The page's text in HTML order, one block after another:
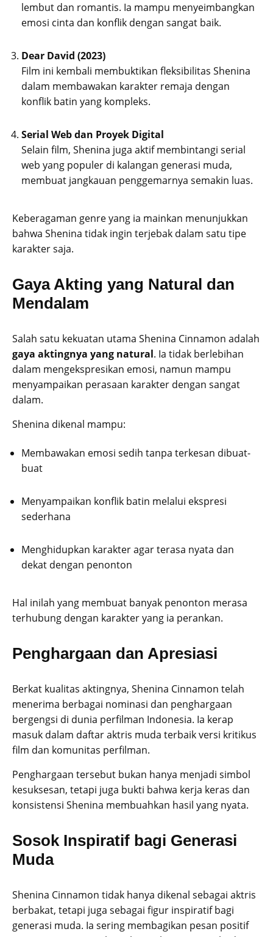
lembut dan romantis. Ia mampu menyeimbangkan
emosi cinta dan konflik dengan sangat baik.
Dear David (2023)
Film ini kembali membuktikan fleksibilitas Shenina
dalam membawakan karakter remaja dengan
konflik batin yang kompleks.
Serial Web dan Proyek Digital
Selain film, Shenina juga aktif membintangi serial
web yang populer di kalangan generasi muda,
membuat jangkauan penggemarnya semakin luas.
Keberagaman genre yang ia mainkan menunjukkan
bahwa Shenina tidak ingin terjebak dalam satu tipe
karakter saja.
Gaya Akting yang Natural dan
Mendalam
Salah satu kekuatan utama Shenina Cinnamon adalah
gaya aktingnya yang natural. Ia tidak berlebihan
dalam mengekspresikan emosi, namun mampu
menyampaikan perasaan karakter dengan sangat
dalam.
Shenina dikenal mampu:
Membawakan emosi sedih tanpa terkesan dibuat-
buat
Menyampaikan konflik batin melalui ekspresi
sederhana
Menghidupkan karakter agar terasa nyata dan
dekat dengan penonton
Hal inilah yang membuat banyak penonton merasa
terhubung dengan karakter yang ia perankan.
Penghargaan dan Apresiasi
Berkat kualitas aktingnya, Shenina Cinnamon telah
menerima berbagai nominasi dan penghargaan
bergengsi di dunia perfilman Indonesia. Ia kerap
masuk dalam daftar aktris muda terbaik versi kritikus
film dan komunitas perfilman.
Penghargaan tersebut bukan hanya menjadi simbol
kesuksesan, tetapi juga bukti bahwa kerja keras dan
konsistensi Shenina membuahkan hasil yang nyata.
Sosok Inspiratif bagi Generasi
Muda
Shenina Cinnamon tidak hanya dikenal sebagai aktris
berbakat, tetapi juga sebagai figur inspiratif bagi
generasi muda. Ia sering membagikan pesan positif